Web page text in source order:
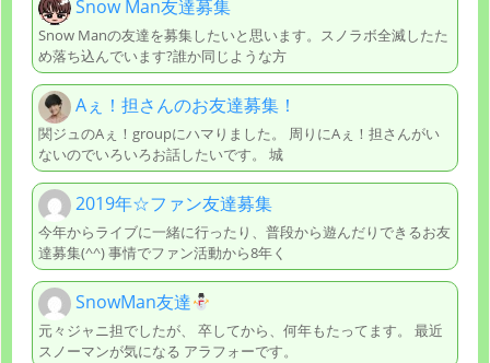
Snow Man友達募集
Snow Manの友達を募集したいと思います。スノラボ全滅したた
め落ち込んでいます?誰か同じような方
Aぇ！担さんのお友達募集！
関ジュのAぇ！groupにハマりました。 周りにAぇ！担さんがい
ないのでいろいろお話したいです。 城
2019年☆ファン友達募集
今年からライブに一緒に行ったり、普段から遊んだりできるお友
達募集(^^) 事情でファン活動から8年く
SnowMan友達
元々ジャニ担でしたが、 卒してから、何年もたってます。 最近
スノーマンが気になる アラフォーです。